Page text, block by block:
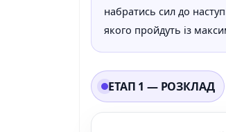
набратись сил до
якого пройдуть із
ЕТАП 1 — РОЗКЛАД